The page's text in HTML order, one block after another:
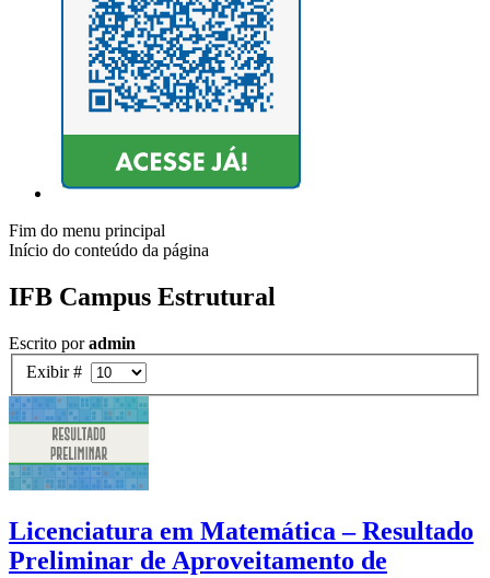
Fim do menu principal
Início do conteúdo da página
IFB Campus Estrutural
Escrito poradmin
Exibir #
Licenciatura em Matemática – Resultado
Preliminar de Aproveitamento de